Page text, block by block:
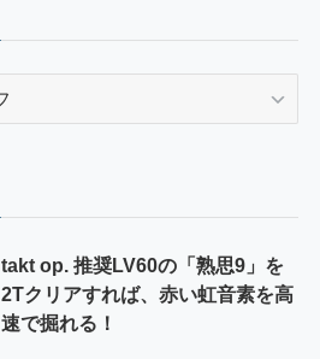
takt op. 推奨LV60の「熟思9」を
2Tクリアすれば、赤い虹音素を高
速で掘れる！